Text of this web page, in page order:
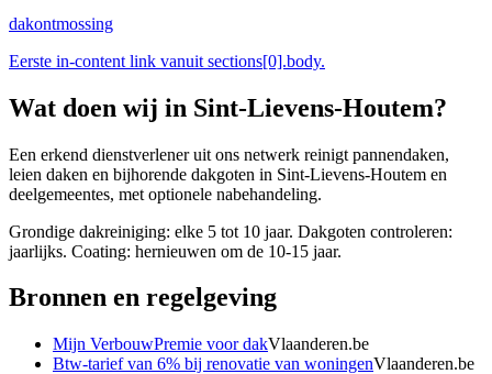
dakontmossing
Eerste in-content link vanuit sections[0].body.
Wat doen wij in Sint-Lievens-Houtem?
Een erkend dienstverlener uit ons netwerk reinigt pannendaken,
leien daken en bijhorende dakgoten in Sint-Lievens-Houtem en
deelgemeentes, met optionele nabehandeling.
Grondige dakreiniging: elke 5 tot 10 jaar. Dakgoten controleren:
jaarlijks. Coating: hernieuwen om de 10-15 jaar.
Bronnen en regelgeving
Mijn VerbouwPremie voor dakVlaanderen.be
Btw-tarief van 6% bij renovatie van woningenVlaanderen.be